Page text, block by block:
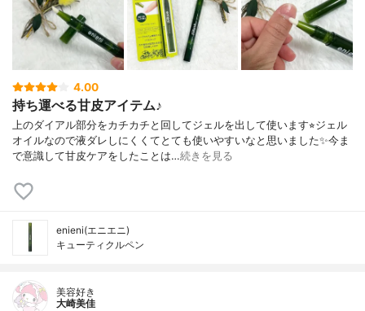
4.00
持ち運べる甘皮アイテム♪
上のダイアル部分をカチカチと回してジェルを出して使います⭐︎ジェル
オイルなので液ダレしにくくてとても使いやすいなと思いました✨今ま
で意識して甘皮ケアをしたことは…続きを見る
enieni(エニエニ)
キューティクルペン
美容好き
大崎美佳